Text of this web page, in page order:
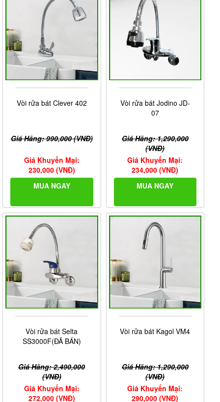
Vòi rửa bát Clever 402
Giá Hãng: 990,000 (VNĐ)
Giá Khuyến Mại:
230,000 (VNĐ)
MUA NGAY
Vòi rửa bát Jodino JD-
07
Giá Hãng: 1,290,000
(VNĐ)
Giá Khuyến Mại:
234,000 (VNĐ)
MUA NGAY
Vòi rửa bát Selta
SS3000F(ĐÃ BÁN)
Giá Hãng: 2,490,000
(VNĐ)
Giá Khuyến Mại:
272,000 (VNĐ)
Vòi rửa bát Kagol VM4
Giá Hãng: 1,290,000
(VNĐ)
Giá Khuyến Mại:
290,000 (VNĐ)